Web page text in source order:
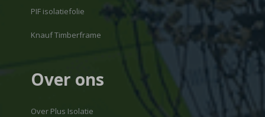
PIF isolatiefolie
Knauf Timberframe
Over ons
Over Plus Isolatie